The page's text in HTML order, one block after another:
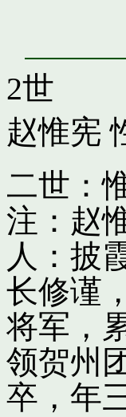
2世
赵惟宪
二世：
注：赵
人：披
长修谨
将军，
领贺州
卒，年